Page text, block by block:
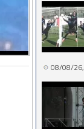
08/08/